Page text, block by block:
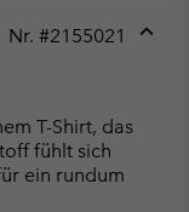
Nr. #2155021
T-Shirt, das
fühlt sich
ein rundum